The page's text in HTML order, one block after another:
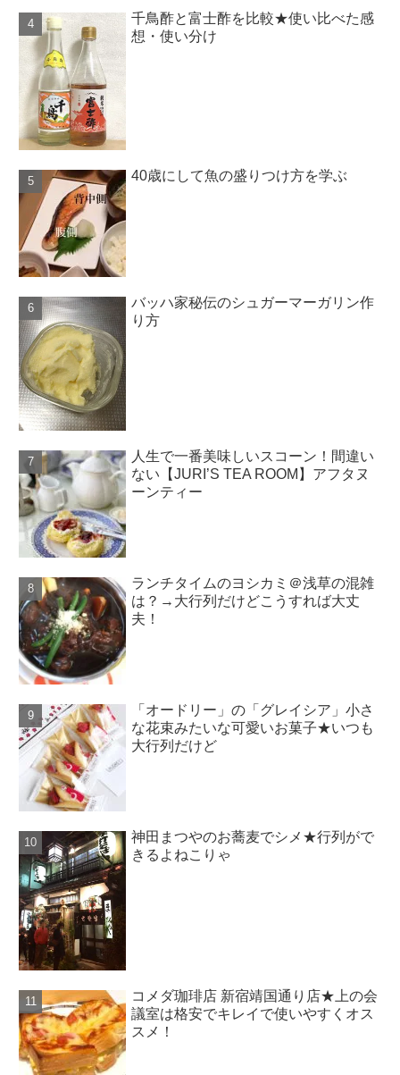
千鳥酢と富士酢を比較★使い比べた感
想・使い分け
40歳にして魚の盛りつけ方を学ぶ
バッハ家秘伝のシュガーマーガリン作
り方
人生で一番美味しいスコーン！間違い
ない【JURI’S TEA ROOM】アフタヌ
ーンティー
ランチタイムのヨシカミ＠浅草の混雑
は？→大行列だけどこうすれば大丈
夫！
「オードリー」の「グレイシア」小さ
な花束みたいな可愛いお菓子★いつも
大行列だけど
神田まつやのお蕎麦でシメ★行列がで
きるよねこりゃ
コメダ珈琲店 新宿靖国通り店★上の会
議室は格安でキレイで使いやすくオス
スメ！